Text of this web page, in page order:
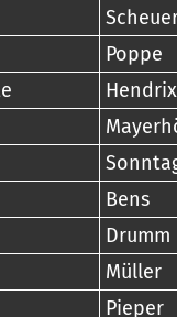
Poppe
Hendrix
Bens
Drumm
Müller
Pieper